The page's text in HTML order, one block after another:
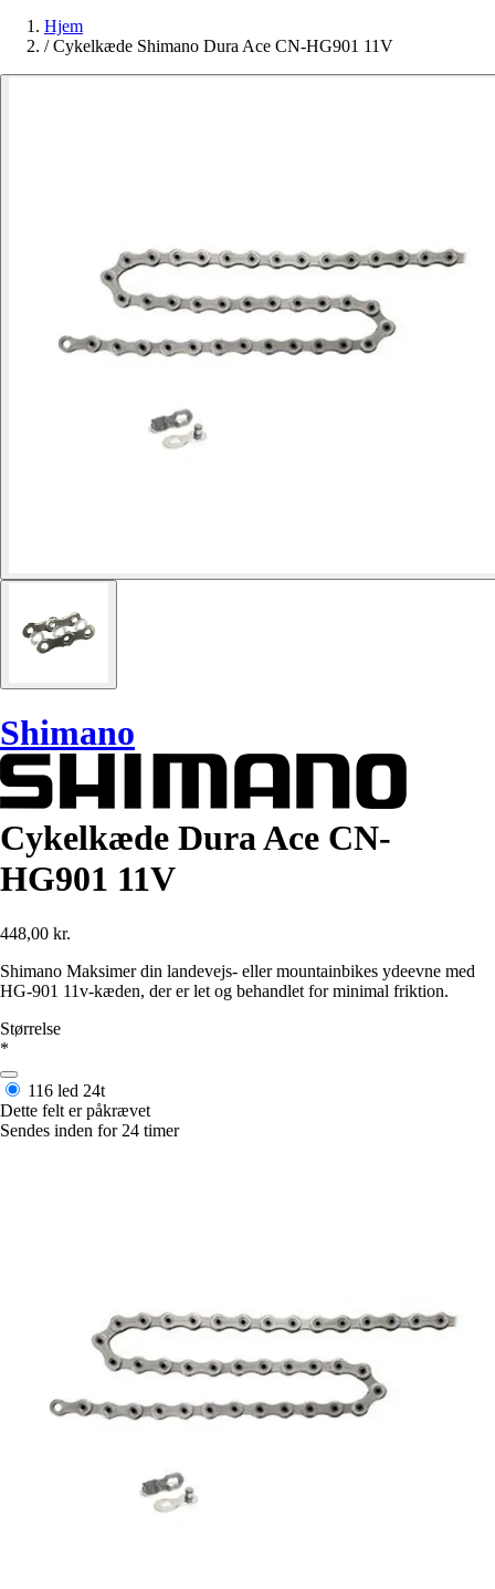
Hjem
/ Cykelkæde Shimano Dura Ace CN-HG901 11V
Shimano
Cykelkæde Dura Ace CN-
HG901 11V
448,00 kr.
Shimano Maksimer din landevejs- eller mountainbikes ydeevne med
HG-901 11v-kæden, der er let og behandlet for minimal friktion.
Størrelse
*
116 led 24t
Dette felt er påkrævet
Sendes inden for 24 timer